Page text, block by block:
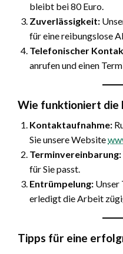
bleibt bei 80 Euro.
Zuverlässigkeit:
für eine reibungslose
Telefonischer
anrufen und einen
Wie funktioniert die
Kontaktaufnahme:
Sie unsere Website
Terminvereinbarung:
für Sie passt.
Entrümpelung: Unser
erledigt die Arbeit
Tipps für eine